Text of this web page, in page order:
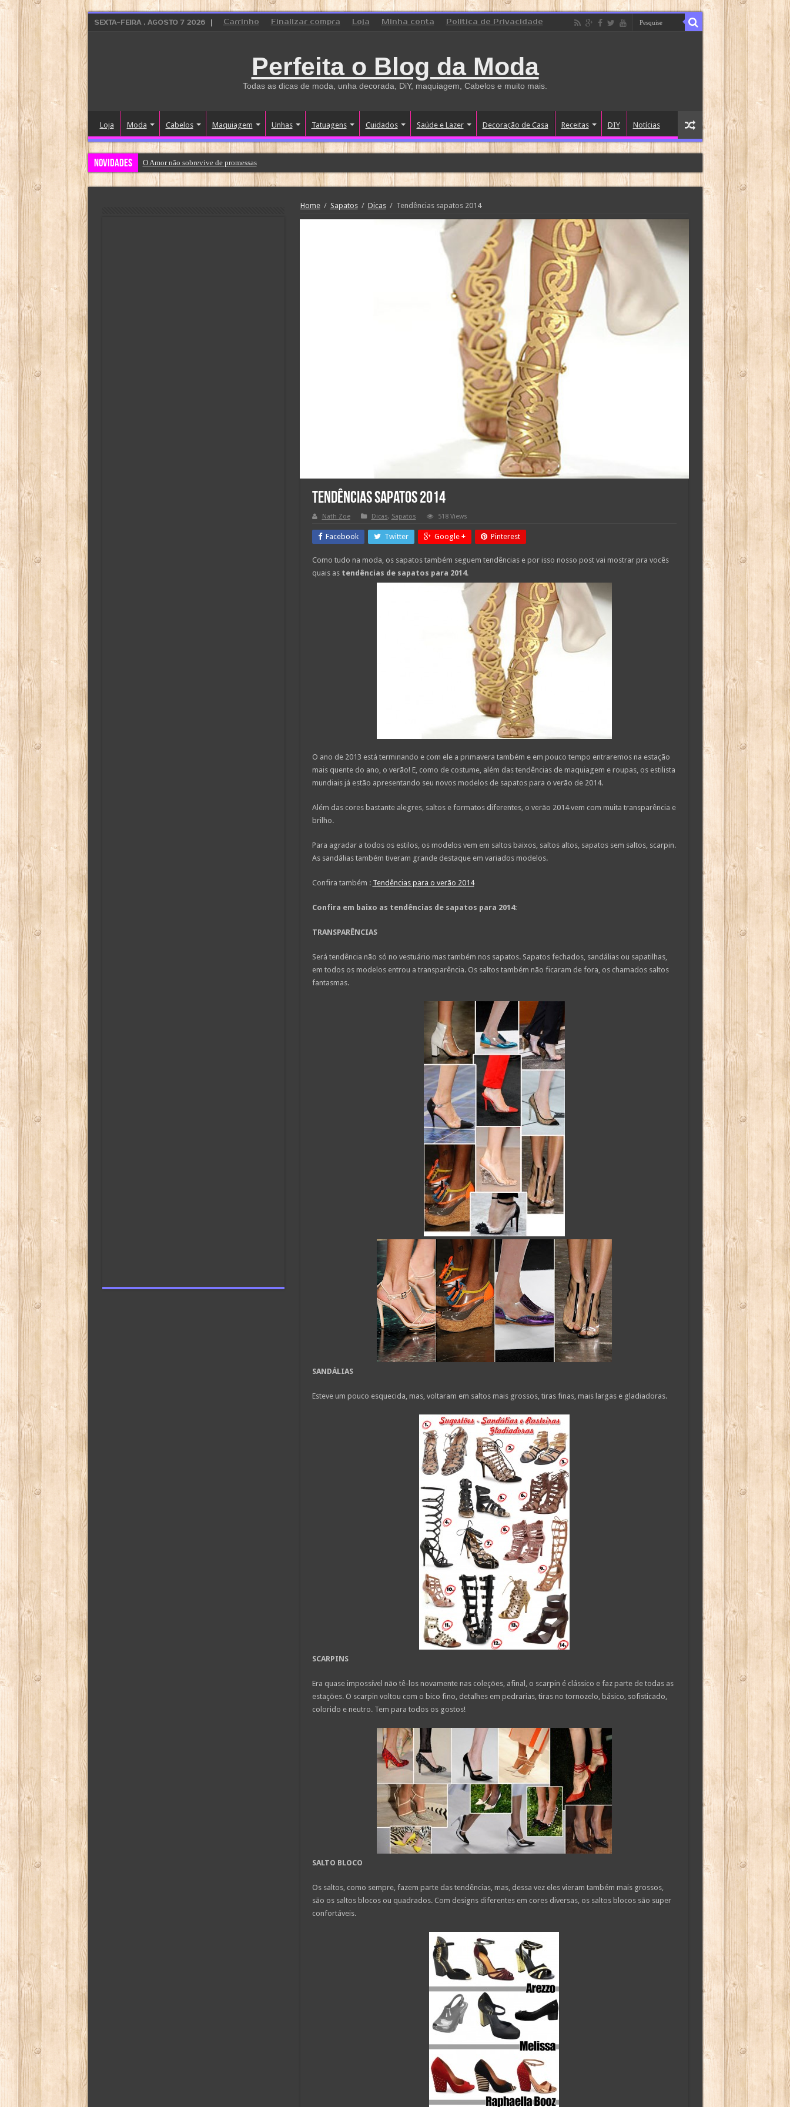
SEXTA-FEIRA , AGOSTO 7 2026 Carrinho Finalizar compra Loja Minha conta Politica de Privacidade
Perfeita o Blog da Moda
Todas as dicas de moda, unha decorada, DiY, maquiagem, Cabelos e muito mais.
Loja Moda Cabelos Maquiagem Unhas Tatuagens Cuidados Saúde e Lazer Decoração de Casa Receitas DIY Notícias
Novidades O Amor não sobrevive de promessas
Home / Sapatos / Dicas / Tendências sapatos 2014
Tendências sapatos 2014
Nath Zoe Dicas, Sapatos 518 Views
Facebook Twitter Google + Pinterest
Como tudo na moda, os sapatos também seguem tendências e por isso nosso post vai mostrar pra vocês
quais astendências de sapatos para 2014.
O ano de 2013 está terminando e com ele a primavera também e em pouco tempo entraremos na estação
mais quente do ano, o verão! E, como de costume, além das tendências de maquiagem e roupas, os estilista
mundiais já estão apresentando seu novos modelos de sapatos para o verão de 2014.
Além das cores bastante alegres, saltos e formatos diferentes, o verão 2014 vem com muita transparência e
brilho.
Para agradar a todos os estilos, os modelos vem em saltos baixos, saltos altos, sapatos sem saltos, scarpin.
As sandálias também tiveram grande destaque em variados modelos.
Confira também : Tendências para o verão 2014
Confira em baixo as tendências de sapatos para 2014:
TRANSPARÊNCIAS
Será tendência não só no vestuário mas também nos sapatos. Sapatos fechados, sandálias ou sapatilhas,
em todos os modelos entrou a transparência. Os saltos também não ficaram de fora, os chamados saltos
fantasmas.
SANDÁLIAS
Esteve um pouco esquecida, mas, voltaram em saltos mais grossos, tiras finas, mais largas e gladiadoras.
SCARPINS
Era quase impossível não tê-los novamente nas coleções, afinal, o scarpin é clássico e faz parte de todas as
estações. O scarpin voltou com o bico fino, detalhes em pedrarias, tiras no tornozelo, básico, sofisticado,
colorido e neutro. Tem para todos os gostos!
SALTO BLOCO
Os saltos, como sempre, fazem parte das tendências, mas, dessa vez eles vieram também mais grossos,
são os saltos blocos ou quadrados. Com designs diferentes em cores diversas, os saltos blocos são super
confortáveis.